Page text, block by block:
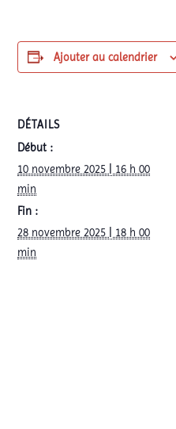
Ajouter au calendrier
DÉTAILS
Début :
10 novembre 2025 | 16 h 00
min
Fin :
28 novembre 2025 | 18 h 00
min